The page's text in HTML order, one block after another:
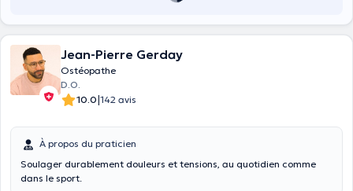
Jean-Pierre Gerday
Ostéopathe
D.O.
10.0|142 avis
À propos du praticien
Soulager durablement douleurs et tensions, au quotidien comme
dans le sport.